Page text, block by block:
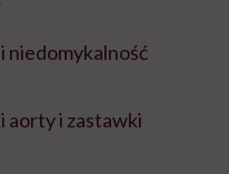
niedomykalność
aorty i zastawki